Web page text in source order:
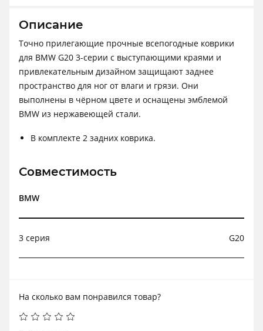
Описание
Точно прилегающие прочные всепогодные коврики
для BMW G20 3-серии с выступающими краями и
привлекательным дизайном защищают заднее
пространство для ног от влаги и грязи. Они
выполнены в чёрном цвете и оснащены эмблемой
BMW из нержавеющей стали.
В комплекте 2 задних коврика.
Совместимость
BMW
3 серия G20
На сколько вам понравился товар?